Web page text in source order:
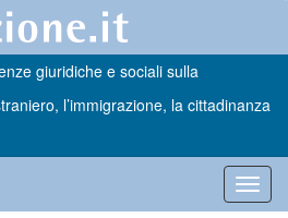
giuridiche e sociali sulla
l’immigrazione, la cittadinanza